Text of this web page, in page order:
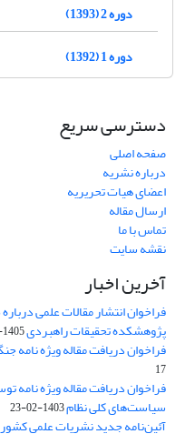
دوره 2 (1393)
دوره 1 (1392)
دسترسی سریع
صفحه اصلی
درباره نشریه
اعضای هیات تحریریه
ارسال مقاله
تماس با ما
نقشه سایت
آخرین اخبار
فراخوان انتشار مقالات علمی
پژوهشکده تحقیقات راهبردی1405-04-21
فراخوان دریافت مقاله ویژه نامه
17
فراخوان دریافت مقاله ویژه نامه
سیاست‌های کلی نظام1403-02-23
آئین‌نامه جدید نشریات علمی کشور